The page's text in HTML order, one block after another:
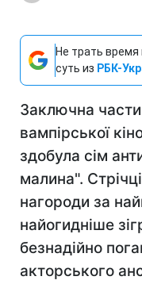
Не трать
суть из РБК-
Заключна
вампірської
здобула сім
малина".
нагороди за
найогидніше
безнадійно
акторського